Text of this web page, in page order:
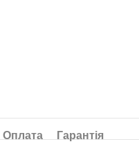
Оплата
Гарантія